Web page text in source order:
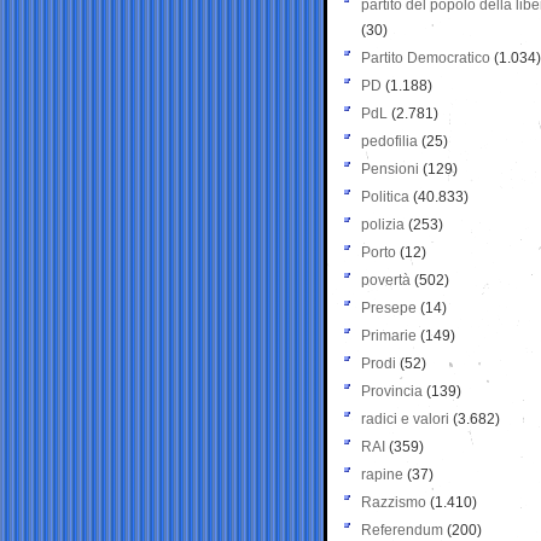
partito del popolo della
(30)
Partito Democratico (1.034)
PD (1.188)
PdL (2.781)
pedofilia (25)
Pensioni (129)
Politica (40.833)
polizia (253)
Porto (12)
povertà (502)
Presepe (14)
Primarie (149)
Prodi (52)
Provincia (139)
radici e valori (3.682)
RAI (359)
rapine (37)
Razzismo (1.410)
Referendum (200)